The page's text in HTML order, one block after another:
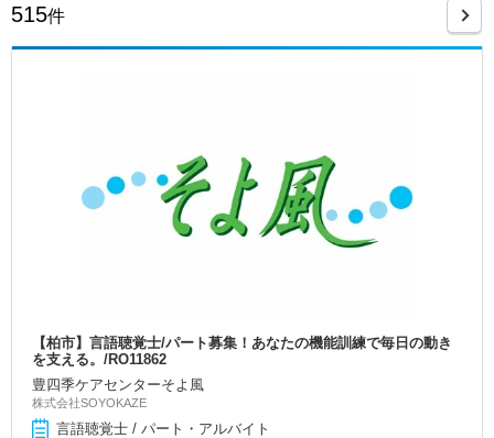
515件
【柏市】言語聴覚士/パート募集！あなたの機能訓練で毎日の動き
を支える。/RO11862
豊四季ケアセンターそよ風
株式会社SOYOKAZE
言語聴覚士 / パート・アルバイト